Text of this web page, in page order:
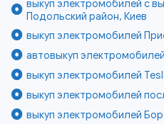
выкуп электромобилей с
Подольский район, Киев
выкуп электромобилей
автовыкуп
выкуп электромобилей
выкуп электромобилей
выкуп электромобилей